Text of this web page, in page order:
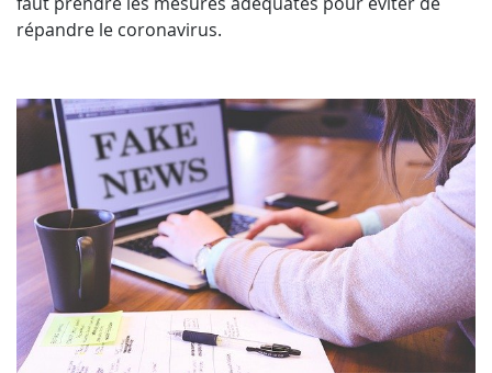
répandre le coronavirus.